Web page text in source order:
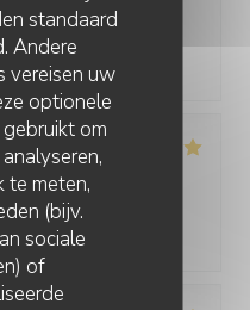
standaard
Andere
vereisen uw
optionele
om
te meten,
(bijv.
sociale
of
: 5/5 Kwaliteit / Prijs
:5 /5 Kwaliteit / Prijs